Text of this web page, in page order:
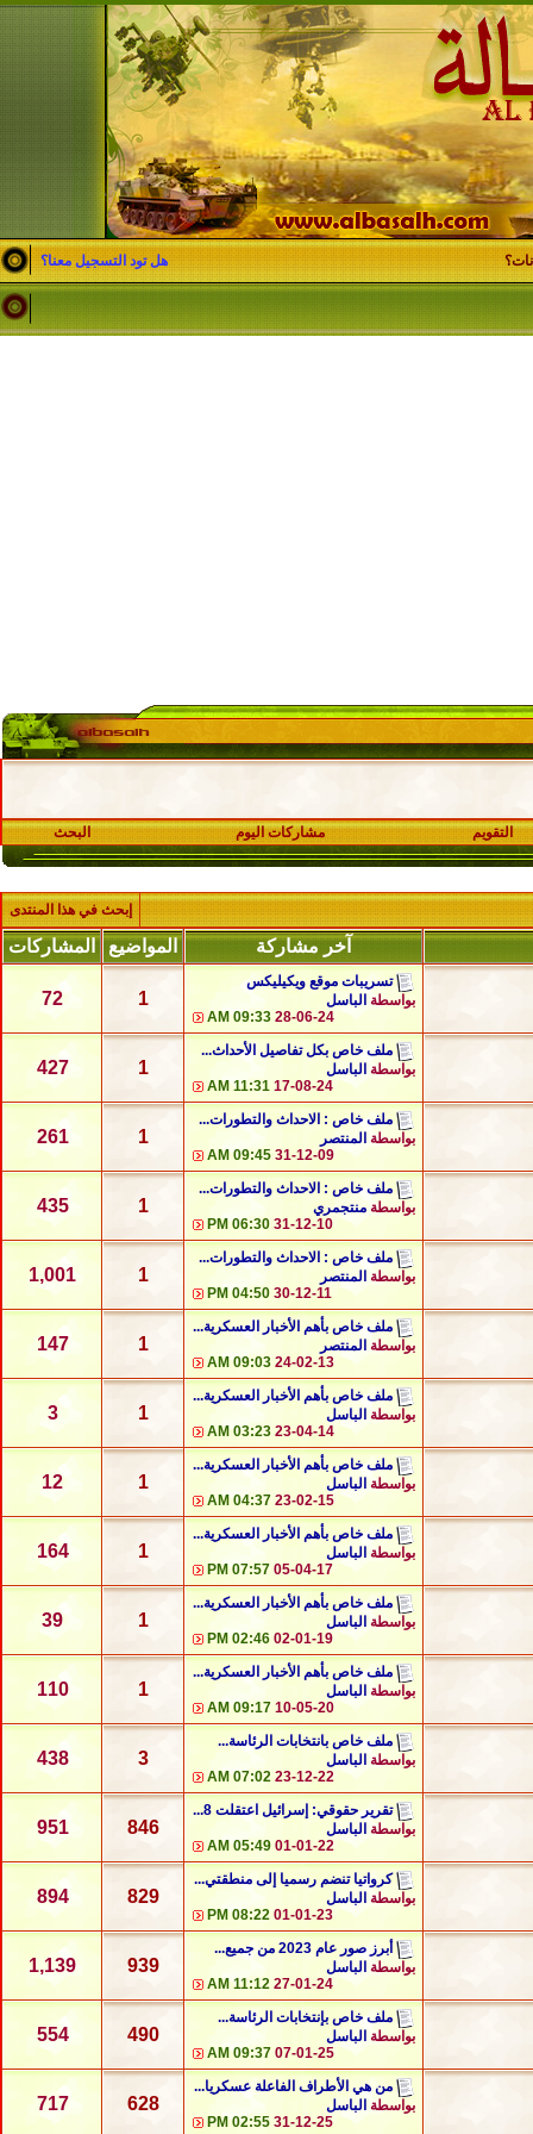
هل تود التسجيل معنا؟
التقويم مشاركات اليوم البحث
إبحث في هذا المنتدى
آخر مشاركة المواضيع المشاركات
تسريبات موقع ويكيليكس
بواسطة الباسل
28-06-24
09:33 AM
1
72
ملف خاص بكل تفاصيل الأحداث...
بواسطة الباسل
17-08-24
11:31 AM
1
427
ملف خاص : الاحداث والتطورات...
بواسطة المنتصر
31-12-09
09:45 AM
1
261
ملف خاص : الاحداث والتطورات...
بواسطة منتجمري
31-12-10
06:30 PM
1
435
ملف خاص : الاحداث والتطورات...
بواسطة المنتصر
30-12-11
04:50 PM
1
1,001
ملف خاص بأهم الأخبار العسكرية...
بواسطة المنتصر
24-02-13
09:03 AM
1
147
ملف خاص بأهم الأخبار العسكرية...
بواسطة الباسل
23-04-14
03:23 AM
1
3
ملف خاص بأهم الأخبار العسكرية...
بواسطة الباسل
23-02-15
04:37 AM
1
12
ملف خاص بأهم الأخبار العسكرية...
بواسطة الباسل
05-04-17
07:57 PM
1
164
ملف خاص بأهم الأخبار العسكرية...
بواسطة الباسل
02-01-19
02:46 PM
1
39
ملف خاص بأهم الأخبار العسكرية...
بواسطة الباسل
10-05-20
09:17 AM
1
110
ملف خاص بانتخابات الرئاسة...
بواسطة الباسل
23-12-22
07:02 AM
3
438
تقرير حقوقي: إسرائيل اعتقلت 8...
بواسطة الباسل
01-01-22
05:49 AM
846
951
كرواتيا تنضم رسميا إلى منطقتي...
بواسطة الباسل
01-01-23
08:22 PM
829
894
أبرز صور عام 2023 من جميع...
بواسطة الباسل
27-01-24
11:12 AM
939
1,139
ملف خاص بإنتخابات الرئاسة...
بواسطة الباسل
07-01-25
09:37 AM
490
554
من هي الأطراف الفاعلة عسكريا...
بواسطة الباسل
31-12-25
02:55 PM
628
717